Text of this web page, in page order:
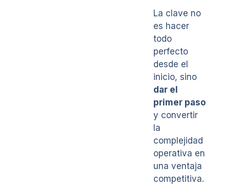
La clave no
es hacer
todo
perfecto
desde el
inicio, sino
dar el
primer paso
y convertir
la
complejidad
operativa en
una ventaja
competitiva.